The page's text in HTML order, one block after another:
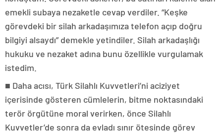
emekli subaya nezaketle cevap verdiler. “Keşke
görevdeki bir silah arkadaşımıza telefon açıp doğru
bilgiyi alsaydı” demekle yetindiler. Silah arkadaşlığı
hukuku ve nezaket adına bunu özellikle vurgulamak
istedim.
■ Daha acısı, Türk Silahlı Kuvvetleri’ni aciziyet
içerisinde gösteren cümlelerin, bitme noktasındaki
terör örgütüne moral verirken, önce Silahlı
Kuvvetler’de sonra da evladı sınır ötesinde görev